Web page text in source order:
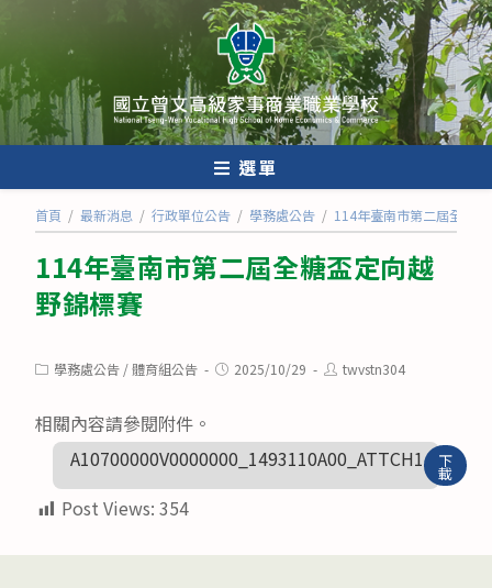
轉
至
主
要
內
選單
首頁 / 最新消息 / 行政單位公告 / 學務處公告 / 114年臺南市第二屆全糖
114年臺南市第二屆全糖盃定向越
野錦標賽
Post學務處公告 /體育組公告
Post2025/10/29
Posttwvstn304
相關內容請參閱附件。
A10700000V0000000_1493110A00_ATTCH1
下
載
Post Views: 354